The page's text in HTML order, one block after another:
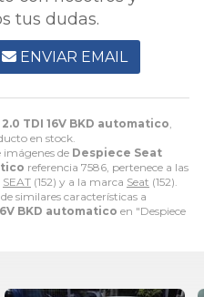
TDI 16V BKD automatico
en stock.
de Despiece Seat
referencia 7586, pertenece a las
SEAT (152) y a la marca Seat (152).
similares características a
BKD automatico en "Despiece
tus dudas.
ENVIAR EMAIL